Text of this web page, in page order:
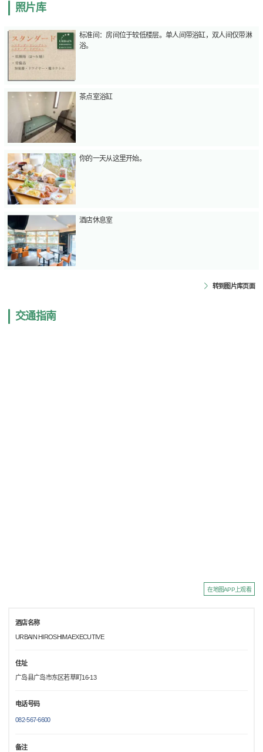
照片库
标准间：房间位于较低楼层。单人间带浴缸，双人间仅带淋
浴。
茶点室浴缸
你的一天从这里开始。
酒店休息室
转到图片库页面
交通指南
在地图APP上观看
酒店名称
URBAIN HIROSHIMA EXECUTIVE
住址
广岛县广岛市东区若草町16-13
电话号码
082-567-6600
备注